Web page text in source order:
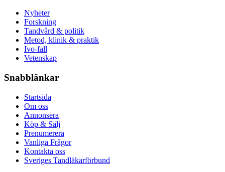
Nyheter
Forskning
Tandvård & politik
Metod, klinik & praktik
Ivo-fall
Vetenskap
Snabblänkar
Startsida
Om oss
Annonsera
Köp & Sälj
Prenumerera
Vanliga Frågor
Kontakta oss
Sveriges Tandläkarförbund